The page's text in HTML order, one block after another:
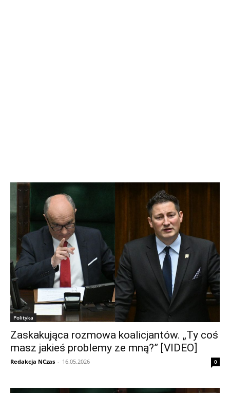
Polityka
Zaskakująca rozmowa koalicjantów. „Ty coś
masz jakieś problemy ze mną?” [VIDEO]
Redakcja NCzas - 16.05.2026 0